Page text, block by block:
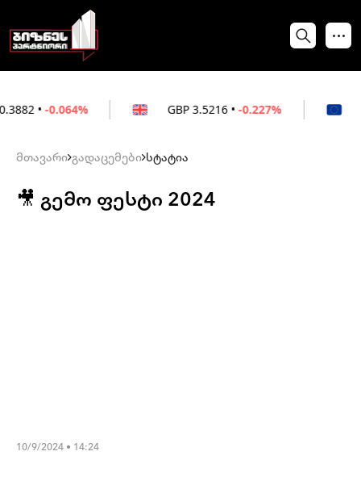
3.5216 • -0.227%
მთავარი გადაცემები სტატია
🎥 გემო ფესტი 2024
10/9/2024 • 14:24